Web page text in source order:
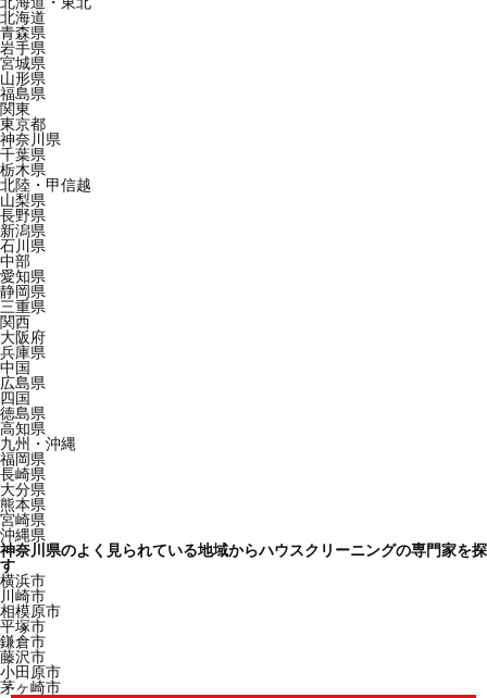
北海道
青森県
岩手県
宮城県
山形県
福島県
関東
東京都
神奈川県
千葉県
栃木県
北陸・甲信越
山梨県
長野県
新潟県
石川県
中部
愛知県
静岡県
三重県
関西
大阪府
兵庫県
中国
広島県
四国
徳島県
高知県
九州・沖縄
福岡県
長崎県
大分県
熊本県
宮崎県
沖縄県
神奈川県のよく見られている地域からハウスクリーニングの専門家を探
す
横浜市
川崎市
相模原市
平塚市
鎌倉市
藤沢市
小田原市
茅ヶ崎市